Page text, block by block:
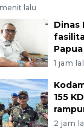
lalu
Dinas
Papua
1 jam
155
2 jam